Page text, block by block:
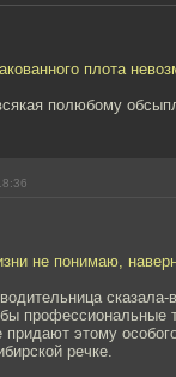
плота
полюбому
не понимаю,
профессиональные
этому
речке.